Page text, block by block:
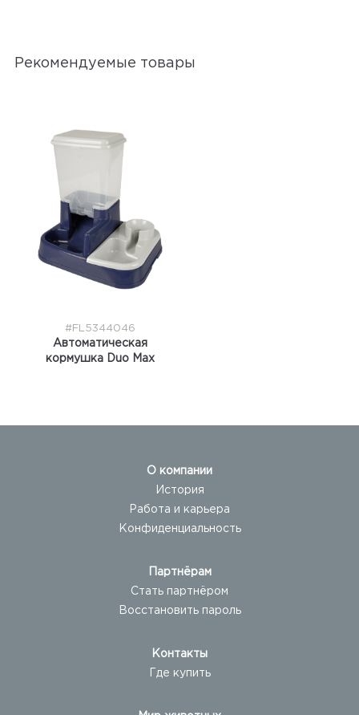
Рекомендуемые товары
#FL5344046
Автоматическая
кормушка Duo Max
О компании
История
Работа и карьера
Конфиденциальность
Партнёрам
Стать партнёром
Восстановить пароль
Контакты
Где купить